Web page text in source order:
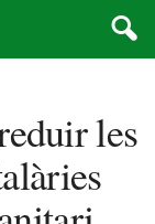
les